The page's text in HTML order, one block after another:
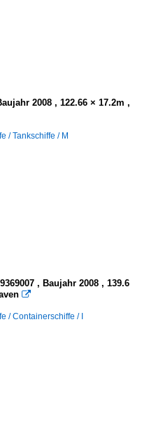
2008 , 122.66 × 17.2m ,
/ Tankschiffe / M
, Baujahr 2008 , 139.6

/ Containerschiffe / I